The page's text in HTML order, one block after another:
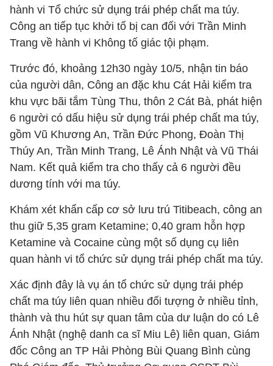
hành vi Tổ chức sử dụng trái phép chất ma túy.
Công an tiếp tục khởi tố bị can đối với Trần Minh
Trang về hành vi Không tố giác tội phạm.
Trước đó, khoảng 12h30 ngày 10/5, nhận tin báo
của người dân, Công an đặc khu Cát Hải kiểm tra
khu vực bãi tắm Tùng Thu, thôn 2 Cát Bà, phát hiện
6 người có dấu hiệu sử dụng trái phép chất ma túy,
gồm Vũ Khương An, Trần Đức Phong, Đoàn Thị
Thúy An, Trần Minh Trang, Lê Ánh Nhật và Vũ Thái
Nam. Kết quả kiểm tra cho thấy cả 6 người đều
dương tính với ma túy.
Khám xét khẩn cấp cơ sở lưu trú Titibeach, công an
thu giữ 5,35 gram Ketamine; 0,40 gram hỗn hợp
Ketamine và Cocaine cùng một số dụng cụ liên
quan hành vi tổ chức sử dụng trái phép chất ma túy.
Xác định đây là vụ án tổ chức sử dụng trái phép
chất ma túy liên quan nhiều đối tượng ở nhiều tỉnh,
thành và thu hút sự quan tâm của dư luận do có Lê
Ánh Nhật (nghệ danh ca sĩ Miu Lê) liên quan, Giám
đốc Công an TP Hải Phòng Bùi Quang Bình cùng